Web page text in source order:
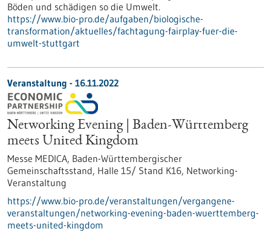
Böden und schädigen so die Umwelt.
https://www.bio-pro.de/aufgaben/biologische-
transformation/aktuelles/fachtagung-fairplay-fuer-die-
umwelt-stuttgart
Veranstaltung - 16.11.2022
Networking Evening | Baden-Württemberg
meets United Kingdom
Messe MEDICA, Baden-Württembergischer
Gemeinschaftsstand, Halle 15/ Stand K16, Networking-
Veranstaltung
https://www.bio-pro.de/veranstaltungen/vergangene-
veranstaltungen/networking-evening-baden-wuerttemberg-
meets-united-kingdom